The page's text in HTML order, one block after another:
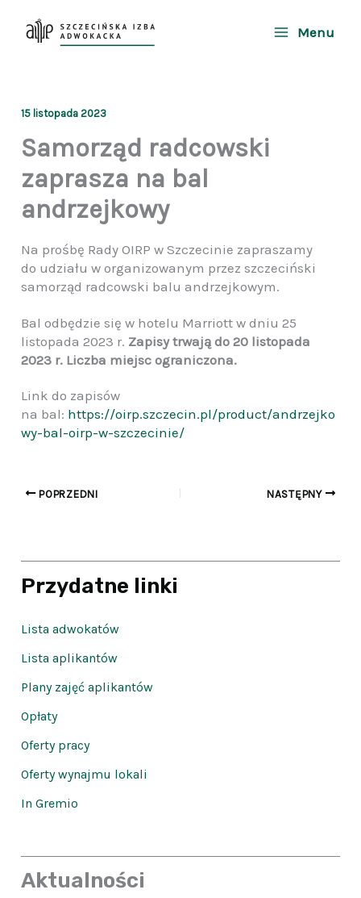
Menu
15 listopada 2023
Samorząd radcowski
zaprasza na bal
andrzejkowy
Na prośbę Rady OIRP w Szczecinie zapraszamy
do udziału w organizowanym przez szczeciński
samorząd radcowski balu andrzejkowym.
Bal odbędzie się w hotelu Marriott w dniu 25
listopada 2023 r. Zapisy trwają do 20 listopada
2023 r. Liczba miejsc ograniczona.
Link do zapisów
na bal: https://oirp.szczecin.pl/product/andrzejko
wy-bal-oirp-w-szczecinie/
POPRZEDNI NASTĘPNY
Przydatne linki
Lista adwokatów
Lista aplikantów
Plany zajęć aplikantów
Opłaty
Oferty pracy
Oferty wynajmu lokali
In Gremio
Aktualności